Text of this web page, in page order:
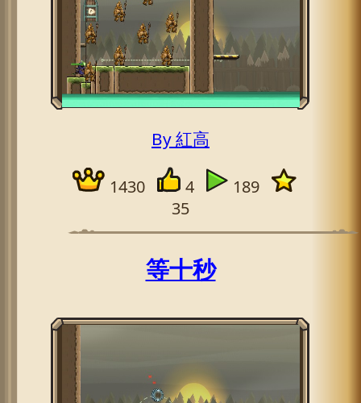
By 紅高
1430 4
189
35
等十秒